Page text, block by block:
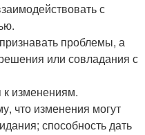
с
проблемы, а
или совладания с
к изменениям.
что изменения могут
способность дать